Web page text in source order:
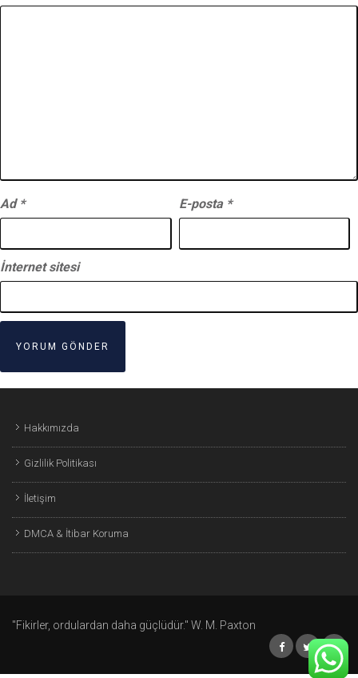
Ad * E-posta *
İnternet sitesi
Hakkımızda
Gizlilik Politikası
İletişim
DMCA & İtibar Koruma
"Fikirler, ordulardan daha güçlüdür." W. M. Paxton